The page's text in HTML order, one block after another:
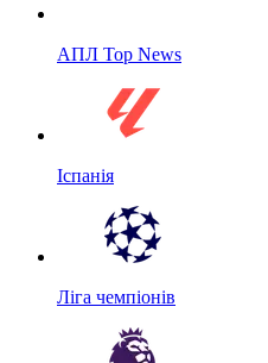
АПЛ Top News
Іспанія
Ліга чемпіонів